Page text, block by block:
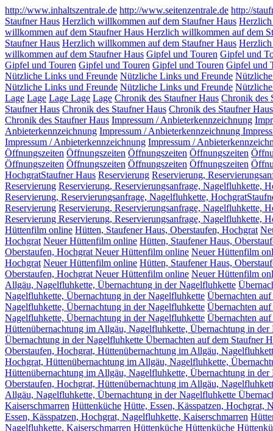
http://www.inhaltszentrale.de http://www.seitenzentrale.de http://
Staufner Haus Herzlich willkommen auf dem Staufner Haus
willkommen auf dem Staufner Haus Herzlich willkommen auf dem
Staufner Haus Herzlich willkommen auf dem Staufner Haus
willkommen auf dem Staufner Haus Gipfel und Touren Gipfel und
Gipfel und Touren Gipfel und Touren Gipfel und Touren Gipfel und
Nützliche Links und Freunde Nützliche Links und Freunde
Nützliche Links und Freunde Nützliche Links und Freunde
Lage Lage Lage Lage Lage Chronik des Staufner Haus Chronik des
Staufner Haus Chronik des Staufner Haus Chronik des Staufner Haus
Chronik des Staufner Haus Impressum / Anbieterkennzeichnung
Anbieterkennzeichnung Impressum / Anbieterkennzeichnung
Impressum / Anbieterkennzeichnung Impressum /
Öffnungszeiten Öffnungszeiten Öffnungszeiten Öffnungszeiten
Öffnungszeiten Öffnungszeiten Öffnungszeiten Öffnungszeiten
HochgratStaufner Haus Reservierung Reservierung,
Reservierung Reservierung, Reservierungsanfrage, Nagelfluhkette,
Reservierung, Reservierungsanfrage, Nagelfluhkette,
Reservierung Reservierung, Reservierungsanfrage, Nagelfluhkette,
Reservierung Reservierung, Reservierungsanfrage, Nagelfluhkette,
Hüttenfilm online Hütten, Staufener Haus, Oberstaufen, Hochgrat
Hochgrat Neuer Hüttenfilm online Hütten, Staufener Haus,
Oberstaufen, Hochgrat Neuer Hüttenfilm online Neuer Hüttenfilm
Hochgrat Neuer Hüttenfilm online Hütten, Staufener Haus,
Oberstaufen, Hochgrat Neuer Hüttenfilm online Neuer Hüttenfilm
Allgäu, Nagelfluhkette, Übernachtung in der Nagelfluhkette
Nagelfluhkette, Übernachtung in der Nagelfluhkette Übernachten
Nagelfluhkette, Übernachtung in der Nagelfluhkette Übernachten
Nagelfluhkette, Übernachtung in der Nagelfluhkette Übernachten
Hüttenübernachtung im Allgäu, Nagelfluhkette, Übernachtung in der
Übernachtung in der Nagelfluhkette Übernachten auf dem Staufner
Oberstaufen, Hochgrat, Hüttenübernachtung im Allgäu,
Hochgrat, Hüttenübernachtung im Allgäu, Nagelfluhkette,
Hüttenübernachtung im Allgäu, Nagelfluhkette, Übernachtung in der
Oberstaufen, Hochgrat, Hüttenübernachtung im Allgäu,
Allgäu, Nagelfluhkette, Übernachtung in der Nagelfluhkette
Kaiserschmarren Hüttenküche Hütte, Essen, Kässpatzen, Hochgrat,
Essen, Kässpatzen, Hochgrat, Nagelfluhkette, Kaiserschmarren
Nagelfluhkette, Kaiserschmarren Hüttenküche Hüttenküche